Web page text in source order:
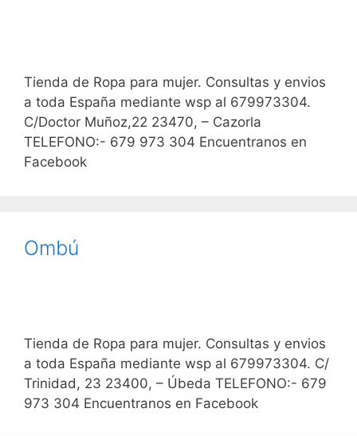
Tienda de Ropa para mujer. Consultas y envios
a toda España mediante wsp al 679973304.
C/Doctor Muñoz,22 23470, – Cazorla
TELEFONO:- 679 973 304 Encuentranos en
Facebook
Ombú
Tienda de Ropa para mujer. Consultas y envios
a toda España mediante wsp al 679973304. C/
Trinidad, 23 23400, – Úbeda TELEFONO:- 679
973 304 Encuentranos en Facebook